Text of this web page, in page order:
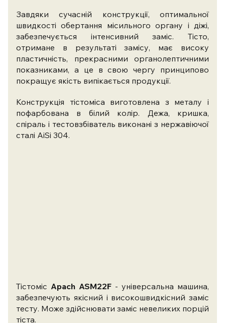
Завдяки сучасній конструкції, оптимальної
швидкості обертання місильного органу і діжі,
забезпечується інтенсивний заміс. Тісто,
отримане в результаті замісу, має високу
пластичність, прекрасними органолептичними
показниками, а це в свою чергу принципово
покращує якість випікається продукції.
Конструкція тістоміса виготовлена ​​з металу і
пофарбована в білий колір. Дежа, кришка,
спіраль і тестовзбіватель виконані з нержавіючої
сталі AiSi 304.
Тістоміс Apach ASM22F - універсальна машина,
забезпечують якісний і високошвидкісний заміс
тесту. Може здійснювати заміс невеликих порцій
тіста.